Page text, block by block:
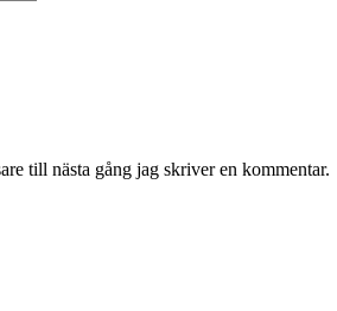
till nästa gång jag skriver en kommentar.